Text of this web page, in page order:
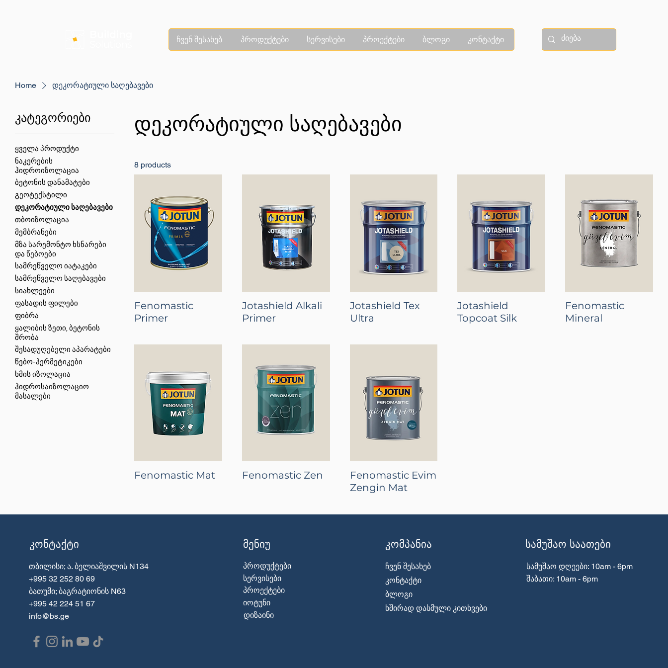
ჩვენ შესახებ პროდუქტები სერვისები პროექტები ბლოგი კონტაქტი
Home დეკორატიული საღებავები
კატეგორიები
ყველა პროდუქტი
ნაკერების
ჰიდროიზოლაცია
ბეტონის დანამატები
გეოტექსტილი
დეკორატიული საღებავები
თბოიზოლაცია
მემბრანები
მზა სარემონტო ხსნარები
და წებოები
სამრეწველო იატაკები
სამრეწველო საღებავები
სიახლეები
ფასადის ფილები
ფიბრა
ყალიბის ზეთი, ბეტონის
შრობა
შესადუღებელი აპარატები
წებო-ჰერმეტიკები
ხმის იზოლაცია
ჰიდროსაიზოლაციო
მასალები
დეკორატიული საღებავები
8 products
Fenomastic
Primer
Jotashield Alkali
Primer
Jotashield Tex
Ultra
Jotashield
Topcoat Silk
Fenomastic
Mineral
Fenomastic Mat Fenomastic Zen
Fenomastic Evim
Zengin Mat
კონტაქტი
თბილისი; ა. ბელიაშვილის N134
+995 32 252 80 69
ბათუმი; ბაგრატიონის N63
+995 42 224 51 67
info@bs.ge
მენიუ
პროდუქტები
სერვისები
პროექტები
იოტუნი
დიზაინი
კომპანია
ჩვენ შესახებ
კონტაქტი
ბლოგი
ხშირად დასმული კითხვები
სამუშაო საათები
სამუშაო დღეები: 10am - 6pm
​​შაბათი: 10am - 6pm